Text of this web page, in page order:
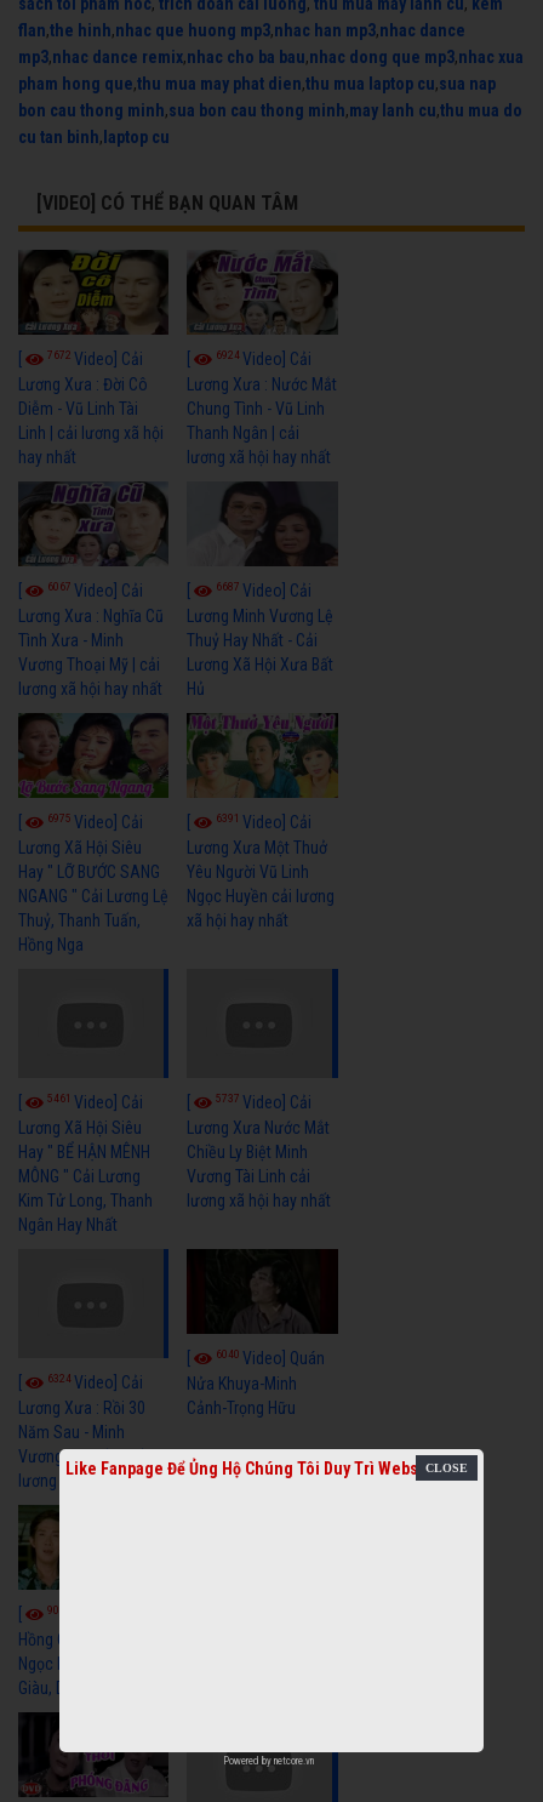
flan,the hinh,nhac que huong mp3,nhac han mp3,nhac dance
mp3,nhac dance remix,nhac cho ba bau,nhac dong que mp3,nhac xua
pham hong que,thu mua may phat dien,thu mua laptop cu,sua nap
bon cau thong minh,sua bon cau thong minh,may lanh cu,thu mua do
cu tan binh, laptop cu
[VIDEO] CÓ THỂ BẠN QUAN TÂM
7672 Video] Cải
Lương Xưa : Đời Cô
Diễm - Vũ Linh Tài
Linh | cải lương xã hội
hay nhất
6924Video] Cải
Lương Xưa : Nước Mắt
Chung Tình - Vũ Linh
Thanh Ngân | cải
lương xã hội hay nhất
6067 Video] Cải
Lương Xưa : Nghĩa Cũ
Tình Xưa - Minh
Vương Thoại Mỹ | cải
lương xã hội hay nhất
6687Video] Cải
Lương Minh Vương Lệ
Thuỷ Hay Nhất - Cải
Lương Xã Hội Xưa Bất
Hủ
6975 Video] Cải
Lương Xã Hội Siêu
Hay " LỠ BƯỚC SANG
NGANG " Cải Lương Lệ
Thuỷ, Thanh Tuấn,
Hồng Nga
6391Video] Cải
Lương Xưa Một Thuở
Yêu Người Vũ Linh
Ngọc Huyền cải lương
xã hội hay nhất
5461 Video] Cải
Lương Xã Hội Siêu
Hay " BỂ HẬN MÊNH
MÔNG " Cải Lương
Kim Tử Long, Thanh
Ngân Hay Nhất
5737Video] Cải
Lương Xưa Nước Mắt
Chiều Ly Biệt Minh
Vương Tài Linh cải
lương xã hội hay nhất
6324Video] Cải
Lương Xưa : Rồi 30
Năm Sau - Minh
Vương Lệ Thủy | cải
lương xã hội hay nhất
6040Video] Quán
Nửa Khuya-Minh
Cảnh-Trọng Hữu
9058
Hồng Cài Áo - Vũ Linh,
Ngọc Huyền, Ngọc
Giàu, Diệp Lang
Like Fanpage Để Ủng Hộ Chúng Tôi Duy Trì Website
Powered by netcore.vn